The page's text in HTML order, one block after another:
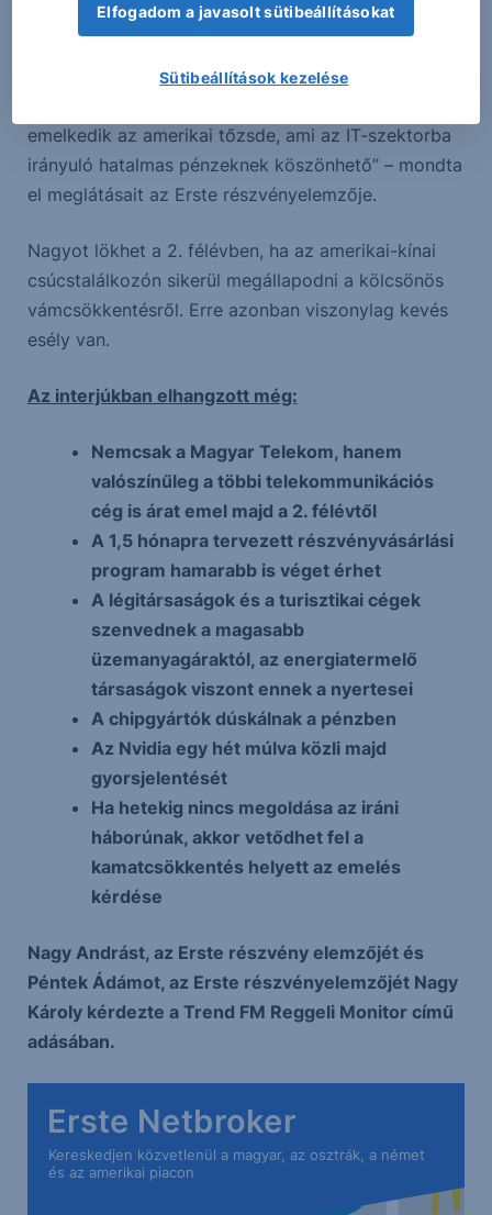
végén tört ki a háború. A technológiai szektorban,
szakosodott cégeknél, abszolút nem volt hatása a
emelkedik az amerikai tőzsde, ami az IT-szektorba
irányuló hatalmas pénzeknek köszönhető” – mondta
el meglátásait az Erste részvényelemzője.
Nagyot lökhet a 2. félévben, ha az amerikai-kínai
csúcstalálkozón sikerül megállapodni a kölcsönös
vámcsökkentésről. Erre azonban viszonylag kevés
esély van.
Az interjúkban elhangzott még:
Nemcsak a Magyar Telekom, hanem
valószínűleg a többi telekommunikációs
cég is árat emel majd a 2. félévtől
A 1,5 hónapra tervezett részvényvásárlási
program hamarabb is véget érhet
A légitársaságok és a turisztikai cégek
szenvednek a magasabb
üzemanyagáraktól, az energiatermelő
társaságok viszont ennek a nyertesei
A chipgyártók dúskálnak a pénzben
Az Nvidia egy hét múlva közli majd
gyorsjelentését
Ha hetekig nincs megoldása az iráni
háborúnak, akkor vetődhet fel a
kamatcsökkentés helyett az emelés
kérdése
Nagy Andrást, az Erste részvény elemzőjét és
Péntek Ádámot, az Erste részvényelemzőjét Nagy
Károly kérdezte a Trend FM Reggeli Monitor című
adásában.
Erste Netbroker
Kereskedjen közvetlenül a magyar, az osztrák, a német
és az amerikai piacon
Elfogadom a javasolt sütibeállításokat
Sütibeállítások kezelése